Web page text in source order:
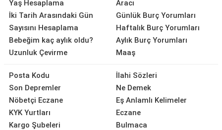
Yaş Hesaplama
İki Tarih Arasındaki Gün
Sayısını Hesaplama
Bebeğim kaç aylık oldu?
Uzunluk Çevirme
Aracı
Günlük Burç Yorumları
Haftalık Burç Yorumları
Aylık Burç Yorumları
Maaş
Posta Kodu
Son Depremler
Nöbetçi Eczane
KYK Yurtları
Kargo Şubeleri
İlahi Sözleri
Ne Demek
Eş Anlamlı Kelimeler
Eczane
Bulmaca